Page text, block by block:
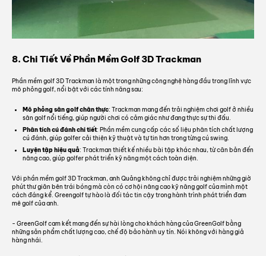
8. Chi Tiết Về Phần Mềm Golf 3D Trackman
Phần mềm golf 3D Trackman là một trong những công nghệ hàng đầu trong lĩnh vực
mô phỏng golf, nổi bật với các tính năng sau:
Mô phỏng sân golf chân thực: Trackman mang đến trải nghiệm chơi golf ở nhiều
sân golf nổi tiếng, giúp người chơi có cảm giác như đang thực sự thi đấu.
Phân tích cú đánh chi tiết: Phần mềm cung cấp các số liệu phân tích chất lượng
cú đánh, giúp golfer cải thiện kỹ thuật và tự tin hơn trong từng cú swing.
Luyện tập hiệu quả: Trackman thiết kế nhiều bài tập khác nhau, từ căn bản đến
nâng cao, giúp golfer phát triển kỹ năng một cách toàn diện.
Với phần mềm golf 3D Trackman, anh Quảng không chỉ được trải nghiệm những giờ
phút thư giãn bên trái bóng mà còn có cơ hội nâng cao kỹ năng golf của mình một
cách đáng kể. Greengolf tự hào là đối tác tin cậy trong hành trình phát triển đam
mê golf của anh.
- GreenGolf cam kết mang đến sự hài lòng cho khách hàng của GreenGolf bằng
những sản phẩm chất lượng cao, chế độ bảo hành uy tín. Nói không với hàng giả
hàng nhái.